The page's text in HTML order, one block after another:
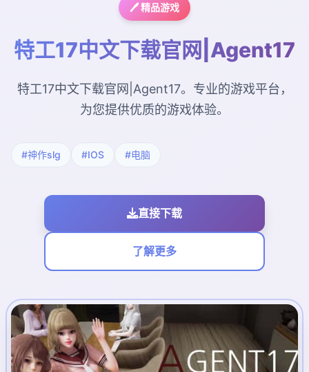
🖊️ 精品游戏
特工17中文下载官网|Agent17
特工17中文下载官网|Agent17。专业的游戏平台，
为您提供优质的游戏体验。
#神作slg #IOS #电脑
直接下载
了解更多